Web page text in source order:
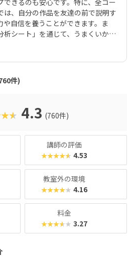
できるのも安心です。特に、全コー
は、自分の作品を友達の前で説明す
や自信を養うことができます。ま
析シート」を通じて、うまくいかな
を考える習慣が身に付くのも特徴
もたちの答えを引き出すコーチン
考え、解決する力を育みます。全国
、初めてでも安心して参加できる
がら未来につながる力を育てられ
件)
4.3 (760件)
講師の評価
★★★★★ 4.53
教室外の環境
★★★★★ 4.16
料金
★★★★★ 3.27